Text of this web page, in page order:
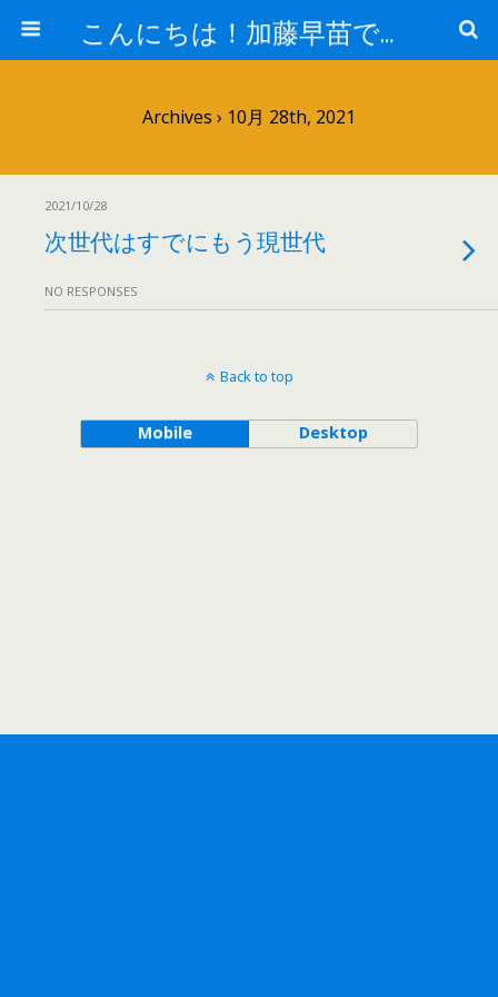
こんにちは！加藤早苗です。
Archives › 10月 28th, 2021
2021/10/28
次世代はすでにもう現世代
NO RESPONSES
Back to top
Mobile Desktop